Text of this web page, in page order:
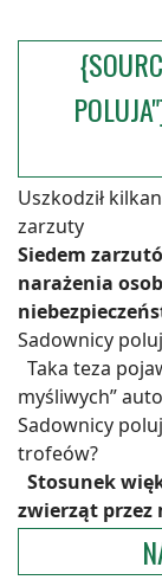
Uszkodził
zarzuty
Siedem
narażenia
Sadownicy
Taka teza
myśliwych”
Sadownicy
trofeów?
Stosunek
zwierząt przez